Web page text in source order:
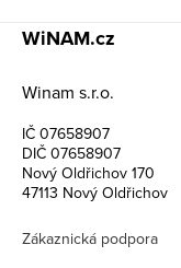
WiNAM.cz
Winam s.r.o.
IČ 07658907
DIČ 07658907
Nový Oldřichov 170
47113 Nový Oldřichov
Zákaznická podpora